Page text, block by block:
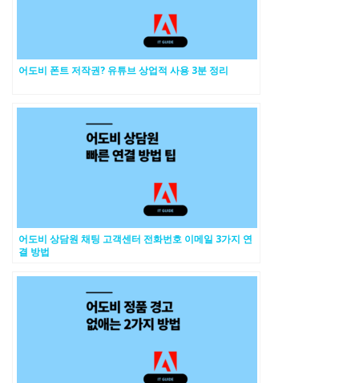
어도비 폰트 저작권? 유튜브 상업적 사용 3분 정리
어도비 상담원 채팅 고객센터 전화번호 이메일 3가지 연
결 방법